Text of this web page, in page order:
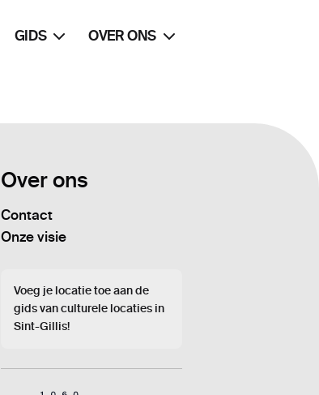
GIDS OVER ONS
Over ons
Contact
Onze visie
Voeg je locatie toe aan de
gids van culturele locaties in
Sint-Gillis!